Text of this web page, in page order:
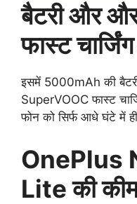
बैटरी और
फास्ट
इसमें 5000mAh की
SuperVOOC फास्ट
फोन को सिर्फ आधे घंटे में
OnePlus
Lite की